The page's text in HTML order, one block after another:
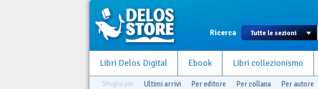
Ricerca
Libri Delos Digital Ebook Libri collezionismo
Sfoglia per Ultimi arrivi Per editore Per collana Per autore